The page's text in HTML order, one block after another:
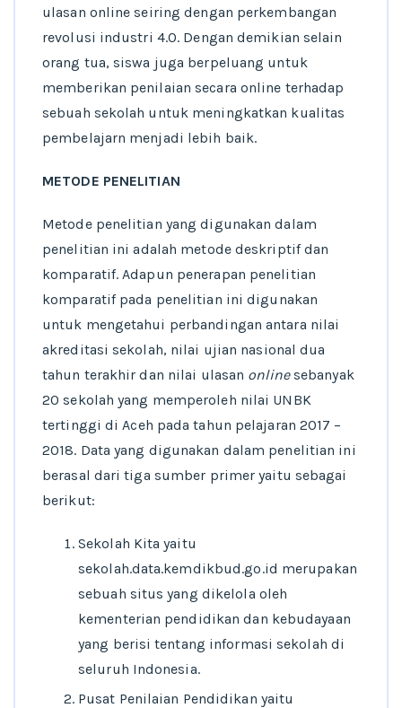
ulasan online seiring dengan perkembangan
revolusi industri 4.0. Dengan demikian selain
orang tua, siswa juga berpeluang untuk
memberikan penilaian secara online terhadap
sebuah sekolah untuk meningkatkan kualitas
pembelajarn menjadi lebih baik.
METODE PENELITIAN
Metode penelitian yang digunakan dalam
penelitian ini adalah metode deskriptif dan
komparatif. Adapun penerapan penelitian
komparatif pada penelitian ini digunakan
untuk mengetahui perbandingan antara nilai
akreditasi sekolah, nilai ujian nasional dua
tahun terakhir dan nilai ulasan onlinesebanyak
20 sekolah yang memperoleh nilai UNBK
tertinggi di Aceh pada tahun pelajaran 2017 –
2018. Data yang digunakan dalam penelitian ini
berasal dari tiga sumber primer yaitu sebagai
berikut:
Sekolah Kita yaitu
sekolah.data.kemdikbud.go.id merupakan
sebuah situs yang dikelola oleh
kementerian pendidikan dan kebudayaan
yang berisi tentang informasi sekolah di
seluruh Indonesia.
Pusat Penilaian Pendidikan yaitu